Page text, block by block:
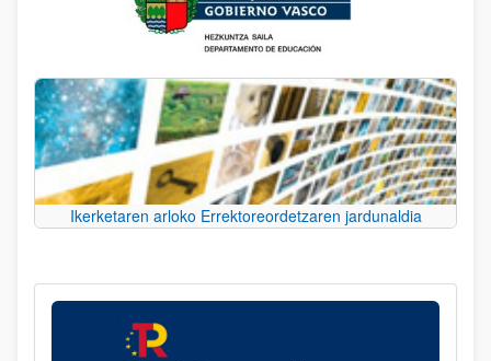
Ikerketaren arloko Errektoreordetzaren jardunaldia